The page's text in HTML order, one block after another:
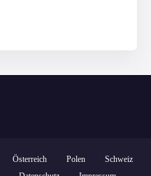
Österreich Polen
Schweiz